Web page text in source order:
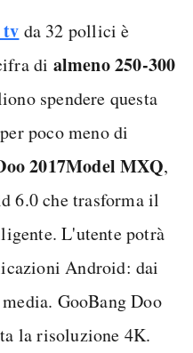
da 32 pollici è
di almeno 250-300
spendere questa
poco meno di
2017Model MXQ,
6.0 che trasforma il
L'utente potrà
Android: dai
GooBang Doo
la risoluzione 4K.